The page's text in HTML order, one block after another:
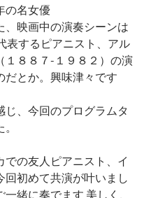
の名女優
、映画中の演奏シーンは
表するピアニスト、アル
１８８７-１９８２）の演
だとか。興味津々です
じ、今回のプログラムタ
での友人ピアニスト、イ
回初めて共演が叶いまし
緒に奏でます 美しく、